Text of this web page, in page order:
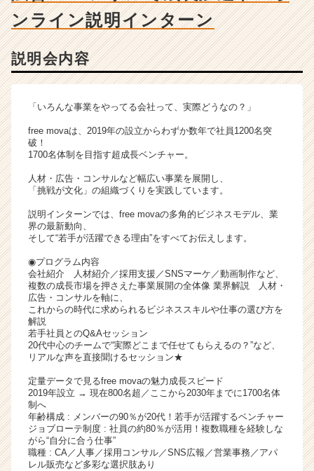
か
ら
ウ
ト
届
く
活
サ
イ
チ
ア
キ
リ
ア
（C
e
e
r
C
a
e
e
r）
ンライン説明インターン
説明会内容
「いろんな事業をやってる会社って、実際どうなの？」
free movaは、2019年の設立からわずか数年で社員1200名突
破！
1700名体制を目指す超成長ベンチャー。
人材・広告・コンサルなど幅広い事業を展開し、
「挑戦が文化」の組織づくりを実践しています。
説明インターンでは、free movaの多角的ビジネスモデル、業
界の最新動向、
そして“若手が活躍できる理由”をすべてお伝えします。
◉プログラム内容
会社紹介 人材紹介／採用支援／SNSマーケ／動画制作など、
複数の成長市場を押さえた事業展開の全体像 業界解説 人材・
広告・コンサルを軸に、
これからの時代に求められるビジネススキルや仕事の選び方を
解説
若手社員とのQ&Aセッション
20代中心のチームで“実際どこまで任せてもらえるの？”など、
リアルな声を直接聞けるセッション★
定量データで見るfree movaの魅力成長スピード
2019年設立 → 現在800名超／ここから2030年までに1700名体
制へ
年齢構成 : メンバーの90％が20代！若手が活躍するベンチャー
ジョブローテ制度 : 社員の約80％が活用！複数職種を経験しな
がら“自分に合う仕事”
職種 : CA／人事／採用コンサル／SNS広報／営業事務／アパ
レル販売など多彩な選択肢あり